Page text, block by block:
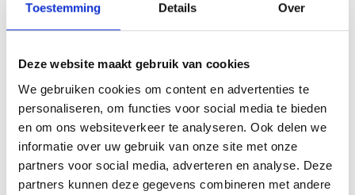
Toestemming Details Over
Deze website maakt gebruik van cookies
We gebruiken cookies om content en advertenties te
personaliseren, om functies voor social media te bieden
en om ons websiteverkeer te analyseren. Ook delen we
informatie over uw gebruik van onze site met onze
partners voor social media, adverteren en analyse. Deze
partners kunnen deze gegevens combineren met andere